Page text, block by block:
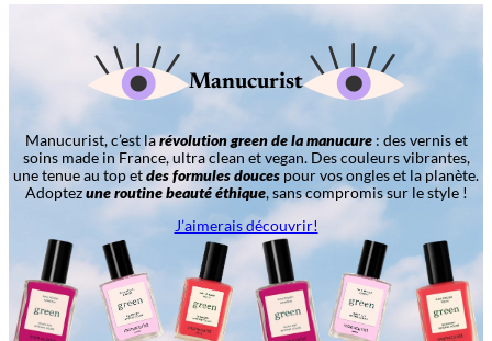
Manucurist
Manucurist, c’est larévolution green de la manucure: des vernis et
soins made in France, ultra clean et vegan. Des couleurs vibrantes,
une tenue au top etdes formules douces pour vos ongles et la planète.
Adoptezune routine beauté éthique, sans compromis sur le style !
J’aimerais découvrir!